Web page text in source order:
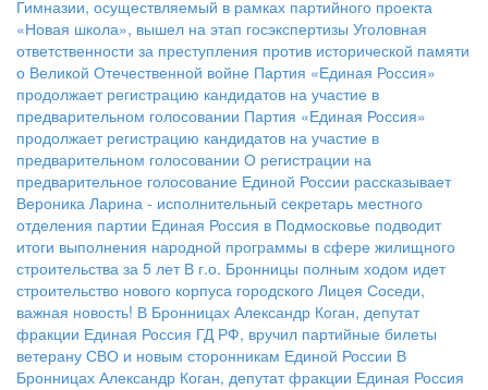
Гимназии, осуществляемый в рамках партийного проекта
«Новая школа», вышел на этап госэкспертизы Уголовная
ответственности за преступления против исторической памяти
о Великой Отечественной войне Партия «Единая Россия»
продолжает регистрацию кандидатов на участие в
предварительном голосовании Партия «Единая Россия»
продолжает регистрацию кандидатов на участие в
предварительном голосовании О регистрации на
предварительное голосование Единой России рассказывает
Вероника Ларина - исполнительный секретарь местного
отделения партии Единая Россия в Подмосковье подводит
итоги выполнения народной программы в сфере жилищного
строительства за 5 лет В г.о. Бронницы полным ходом идет
строительство нового корпуса городского Лицея Соседи,
важная новость! В Бронницах Александр Коган, депутат
фракции Единая Россия ГД РФ, вручил партийные билеты
ветерану СВО и новым сторонникам Единой России В
Бронницах Александр Коган, депутат фракции Единая Россия